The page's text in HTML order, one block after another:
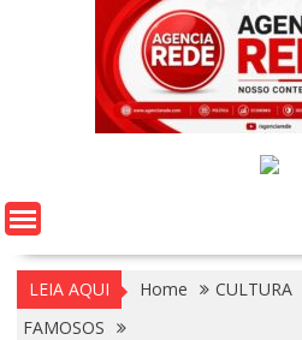
LEIA AQUI Home CULTURA
FAMOSOS